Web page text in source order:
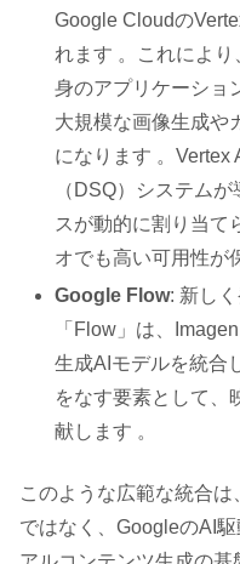
Google Cloudの
れます 。これによ
身のアプリケーショ
大規模な画像生成や
になります 。Vertex
（DSQ）システム
スが動的に割り当て
オでも高い可用性が
Google Flow: 新し
「Flow」は、
生成AIモデルを統合
をなす要素として、
献します 。
このような広範な統合
ではなく、GoogleのAI